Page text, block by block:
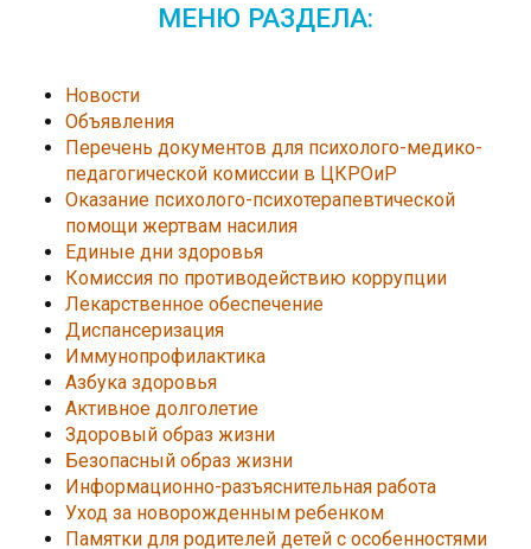
МЕНЮ РАЗДЕЛА:
Новости
Объявления
Перечень документов для психолого-медико-
педагогической комиссии в ЦКРОиР
Оказание психолого-психотерапевтической
помощи жертвам насилия
Единые дни здоровья
Комиссия по противодействию коррупции
Лекарственное обеспечение
Диспансеризация
Иммунопрофилактика
Азбука здоровья
Активное долголетие
Здоровый образ жизни
Безопасный образ жизни
Информационно-разъяснительная работа
Уход за новорожденным ребенком
Памятки для родителей детей с особенностями